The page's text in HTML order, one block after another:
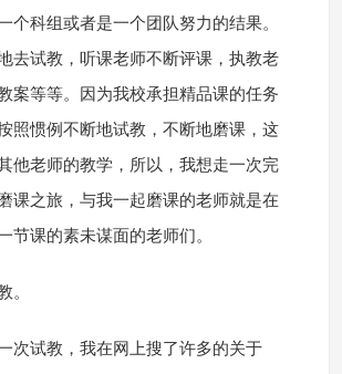
个科组或者是一个团队努力的结果。
去试教，听课老师不断评课，执教老
案等等。因为我校承担精品课的任务
照惯例不断地试教，不断地磨课，这
他老师的教学，所以，我想走一次完
课之旅，与我一起磨课的老师就是在
节课的素未谋面的老师们。
。
次试教，我在网上搜了许多的关于